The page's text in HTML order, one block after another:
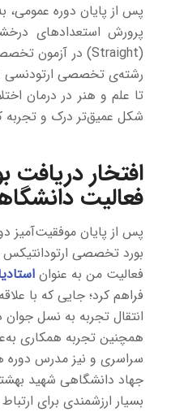
پس از پایان دوره
پرورش استعدادهای
رشته‌ی تخصصی ارتودنسی
تا علم و هنر در درمان
شکل عمیق‌تر درک و تجربه
افتخار
فعالیت
پس از پایان موفقیت‌آمیز
بورد تخصصی
فعالیت من به عنوان
فراهم کرد؛ جایی که با
انتقال تجربه به نسل
همچنین تجربه همکاری
سراسری و نیز مدرس
جهاد دانشگاهی شهید
بسیار ارزشمندی برای